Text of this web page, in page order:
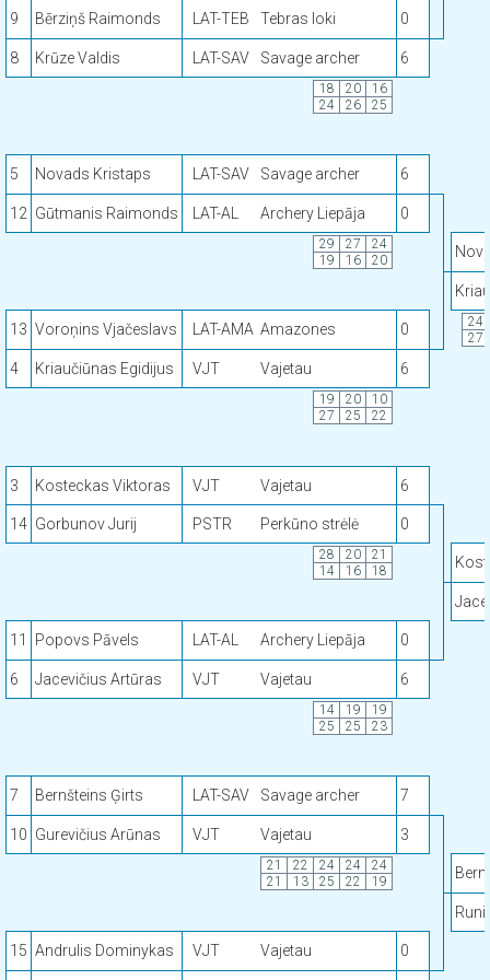
9 Bērziņš Raimonds LAT-TEB Tebras loki 0
8 Krūze Valdis LAT-SAV Savage archer 6
18 20
16
24
26 25
5 Novads Kristaps LAT-SAV Savage archer 6
12 Gūtmanis Raimonds LAT-AL Archery Liepāja 0
29 27
24
19
16 20
13 Voroņins Vjačeslavs LAT-AMA Amazones 0
24
27
4 Kriaučiūnas Egidijus VJT Vajetau 6
19 20
10
27
25 22
3 Kosteckas Viktoras VJT Vajetau 6
14 Gorbunov Jurij PSTR Perkūno strėlė 0
28 20
21
14
16 18
11 Popovs Pāvels LAT-AL Archery Liepāja 0
6 Jacevičius Artūras VJT Vajetau 6
14 19
19
25
25 23
7 Bernšteins Ģirts LAT-SAV Savage archer 7
10 Gurevičius Arūnas VJT Vajetau 3
21 22 24 24
24
21
13 25 22 19
15 Andrulis Dominykas VJT Vajetau 0